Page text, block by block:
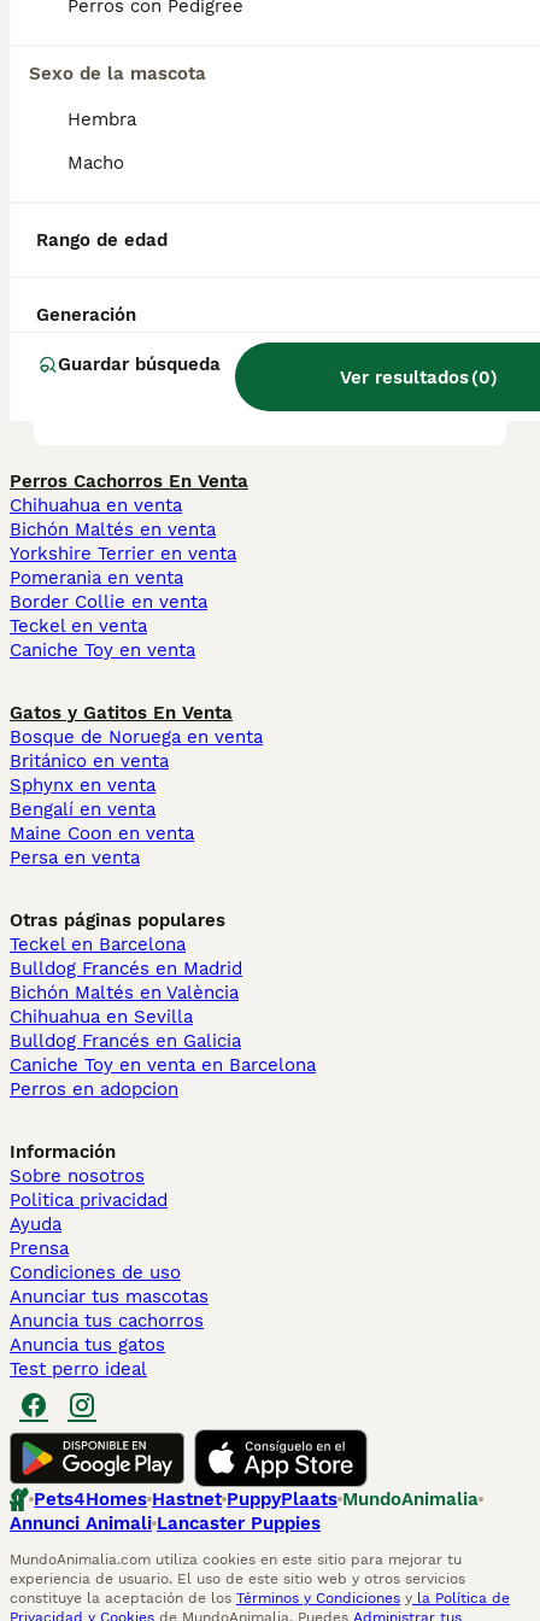
Perros con Pedigree
Sexo de la mascota
Hembra
Macho
Rango de edad
Generación
Guardar búsqueda
Ver resultados(0)
¿Cuánto vale un cachorro de
San Bernardo?
desventajas de un San
¿Qué tienen de especial los
perros San Bernardo?
Perros Cachorros En Venta
Chihuahua en venta
Bichón Maltés en venta
Yorkshire Terrier en venta
Pomerania en venta
Border Collie en venta
Teckel en venta
Caniche Toy en venta
Gatos y Gatitos En Venta
Bosque de Noruega en venta
Británico en venta
Sphynx en venta
Bengalí en venta
Maine Coon en venta
Persa en venta
Otras páginas populares
Teckel en Barcelona
Bulldog Francés en Madrid
Bichón Maltés en València
Chihuahua en Sevilla
Bulldog Francés en Galicia
Caniche Toy en venta en Barcelona
Perros en adopcion
Información
Sobre nosotros
Politica privacidad
Ayuda
Prensa
Condiciones de uso
Anunciar tus mascotas
Anuncia tus cachorros
Anuncia tus gatos
Test perro ideal
Pets4Homes Hastnet PuppyPlaats MundoAnimalia
Annunci Animali Lancaster Puppies
MundoAnimalia.com utiliza cookies en este sitio para mejorar tu
experiencia de usuario. El uso de este sitio web y otros servicios
constituye la aceptación de los Términos y Condiciones y la Política de